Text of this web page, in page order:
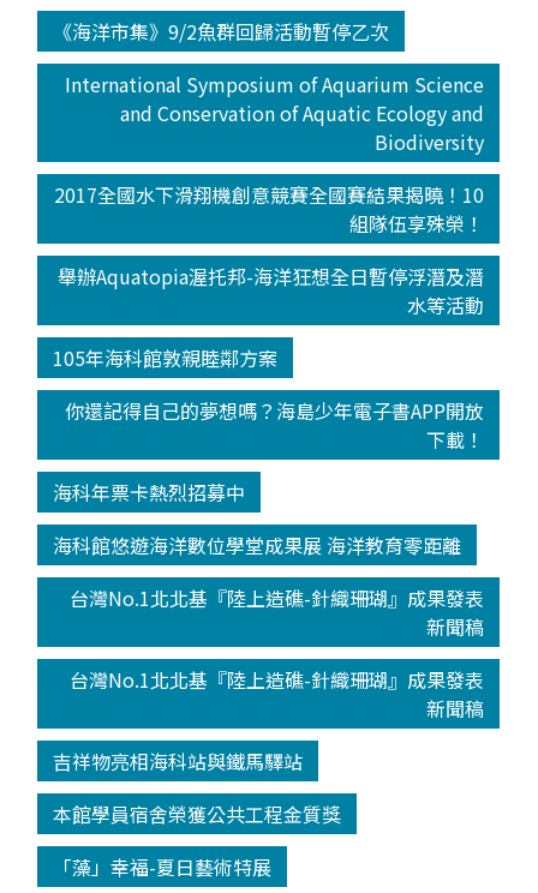
《海洋市集》9/2魚群回歸活動暫停乙次
International Symposium of Aquarium Science
and Conservation of Aquatic Ecology and
Biodiversity
2017全國水下滑翔機創意競賽全國賽結果揭曉！10
組隊伍享殊榮！
舉辦Aquatopia渥托邦-海洋狂想全日暫停浮潛及潛
水等活動
105年海科館敦親睦鄰方案
你還記得自己的夢想嗎？海島少年電子書APP開放
下載！
海科年票卡熱烈招募中
海科館悠遊海洋數位學堂成果展 海洋教育零距離
台灣No.1北北基『陸上造礁-針織珊瑚』成果發表
新聞稿
台灣No.1北北基『陸上造礁-針織珊瑚』成果發表
新聞稿
吉祥物亮相海科站與鐵馬驛站
本館學員宿舍榮獲公共工程金質獎
「藻」幸福-夏日藝術特展